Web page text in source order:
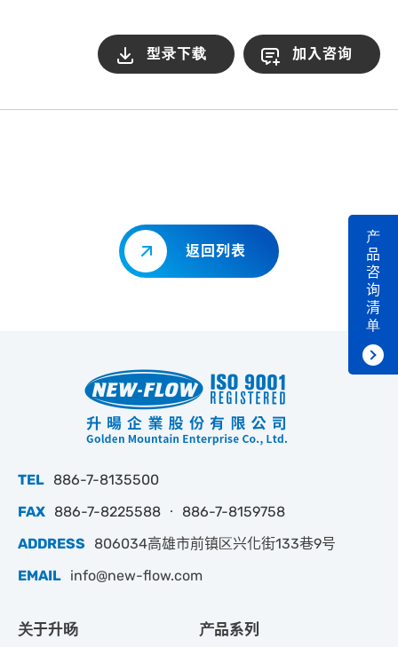
型录下载 加入咨询
返回列表
产
品
咨
询
清
单
TEL 886-7-8135500
FAX 886-7-8225588 ‧ 886-7-8159758
ADDRESS
806034高雄市前镇区兴化街133巷9号
EMAIL info@new-flow.com
关于升旸 产品系列